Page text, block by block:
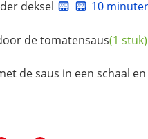
deksel 10
detomatensaus(1 stuk)
de saus in een schaal